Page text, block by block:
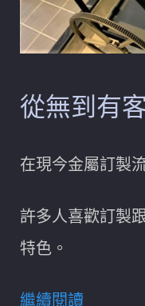
從無到有
在現今金屬訂製
許多人喜歡訂製
特色。
繼續閱讀